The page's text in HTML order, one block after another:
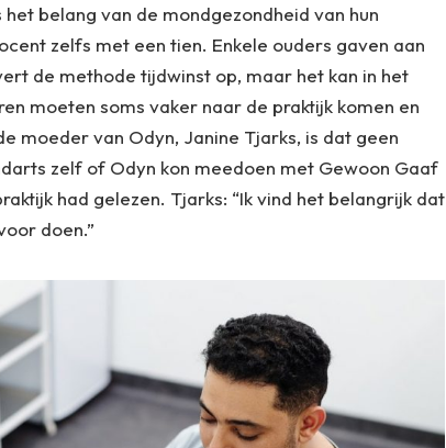
belang van de mondgezondheid van hun
zelfs met een tien. Enkele ouders gaven aan
de methode tijdwinst op, maar het kan in het
moeten soms vaker naar de praktijk komen en
moeder van Odyn, Janine Tjarks, is dat geen
zelf of Odyn kon meedoen met Gewoon Gaaf
had gelezen. Tjarks: “Ik vind het belangrijk dat
doen.”